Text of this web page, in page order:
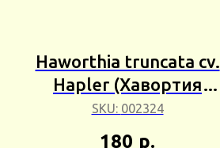
Haworthia truncata cv.
Hapler (Хавортия
Трунката Гаплер) 2шт
Сбор 24г
SKU: 002324
180 р.